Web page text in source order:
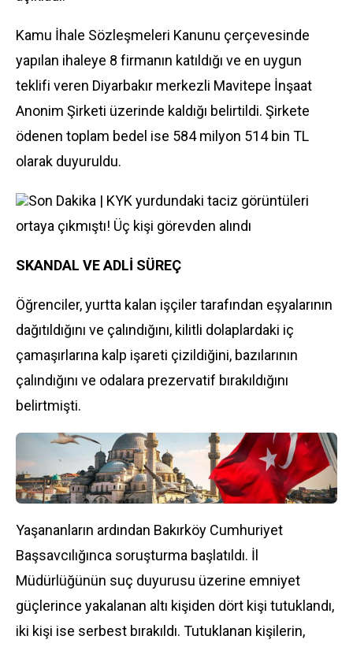
Kamu İhale Sözleşmeleri Kanunu çerçevesinde
yapılan ihaleye 8 firmanın katıldığı ve en uygun
teklifi veren Diyarbakır merkezli Mavitepe İnşaat
Anonim Şirketi üzerinde kaldığı belirtildi. Şirkete
ödenen toplam bedel ise 584 milyon 514 bin TL
olarak duyuruldu.
Son Dakika | KYK yurdundaki taciz görüntüleri
ortaya çıkmıştı! Üç kişi görevden alındı
SKANDAL VE ADLİ SÜREÇ
Öğrenciler, yurtta kalan işçiler tarafından eşyalarının
dağıtıldığını ve çalındığını, kilitli dolaplardaki iç
çamaşırlarına kalp işareti çizildiğini, bazılarının
çalındığını ve odalara prezervatif bırakıldığını
belirtmişti.
Yaşananların ardından Bakırköy Cumhuriyet
Başsavcılığınca soruşturma başlatıldı. İl
Müdürlüğünün suç duyurusu üzerine emniyet
güçlerince yakalanan altı kişiden dört kişi tutuklandı,
iki kişi ise serbest bırakıldı. Tutuklanan kişilerin,